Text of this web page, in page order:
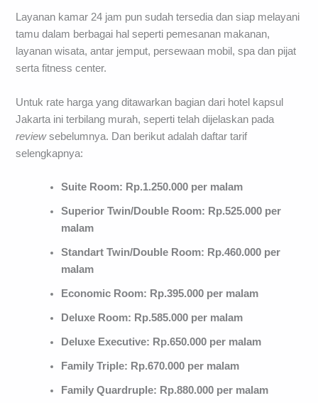
Layanan kamar 24 jam pun sudah tersedia dan siap melayani
tamu dalam berbagai hal seperti pemesanan makanan,
layanan wisata, antar jemput, persewaan mobil, spa dan pijat
serta fitness center.
Untuk rate harga yang ditawarkan bagian dari hotel kapsul
Jakarta ini terbilang murah, seperti telah dijelaskan pada
reviewsebelumnya. Dan berikut adalah daftar tarif
selengkapnya:
Suite Room: Rp.1.250.000 per malam
Superior Twin/Double Room: Rp.525.000 per
malam
Standart Twin/Double Room: Rp.460.000 per
malam
Economic Room: Rp.395.000 per malam
Deluxe Room: Rp.585.000 per malam
Deluxe Executive: Rp.650.000 per malam
Family Triple: Rp.670.000 per malam
Family Quardruple: Rp.880.000 per malam